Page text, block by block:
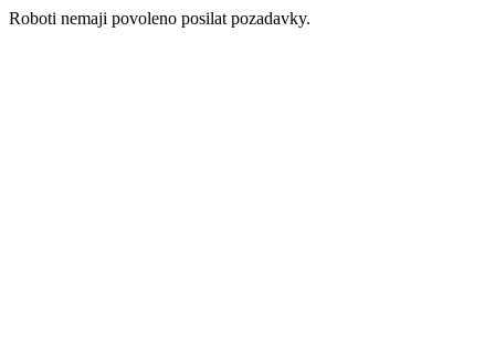
Roboti nemaji povoleno posilat pozadavky.